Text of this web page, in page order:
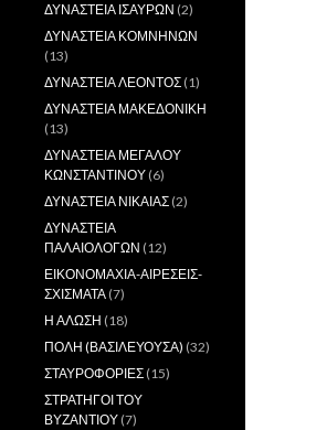
ΔΥΝΑΣΤΕΙΑ ΙΣΑΥΡΩΝ (2)
ΔΥΝΑΣΤΕΙΑ ΚΟΜΝΗΝΩΝ
(13)
ΔΥΝΑΣΤΕΙΑ ΛΕΟΝΤΟΣ (1)
ΔΥΝΑΣΤΕΙΑ ΜΑΚΕΔΟΝΙΚΗ
(13)
ΔΥΝΑΣΤΕΙΑ ΜΕΓΑΛΟΥ
ΚΩΝΣΤΑΝΤΙΝΟΥ (6)
ΔΥΝΑΣΤΕΙΑ ΝΙΚΑΙΑΣ (2)
ΔΥΝΑΣΤΕΙΑ
ΠΑΛΑΙΟΛΟΓΩΝ (12)
ΕΙΚΟΝΟΜΑΧΙΑ-ΑΙΡΕΣΕΙΣ-
ΣΧΙΣΜΑΤΑ (7)
Η ΑΛΩΣΗ (18)
ΠΟΛΗ (ΒΑΣΙΛΕΥΟΥΣΑ) (32)
ΣΤΑΥΡΟΦΟΡΙΕΣ (15)
ΣΤΡΑΤΗΓΟΙ ΤΟΥ
ΒΥΖΑΝΤΙΟΥ (7)